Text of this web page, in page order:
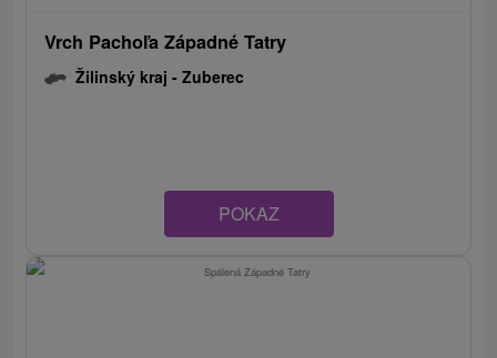
Vrch Pachoľa Západné Tatry
Žilinský kraj -Zuberec
POKAZ